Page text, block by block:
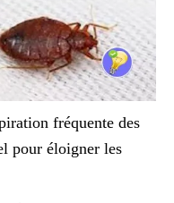
fréquente des
pour éloigner les